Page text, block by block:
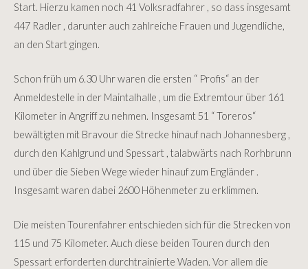
Start. Hierzu kamen noch 41 Volksradfahrer , so dass insgesamt
447 Radler , darunter auch zahlreiche Frauen und Jugendliche,
an den Start gingen.
Schon früh um 6.30 Uhr waren die ersten “ Profis“ an der
Anmeldestelle in der Maintalhalle , um die Extremtour über 161
Kilometer in Angriff zu nehmen. Insgesamt 51 “ Toreros“
bewältigten mit Bravour die Strecke hinauf nach Johannesberg ,
durch den Kahlgrund und Spessart , talabwärts nach Rorhbrunn
und über die Sieben Wege wieder hinauf zum Engländer .
Insgesamt waren dabei 2600 Höhenmeter zu erklimmen.
Die meisten Tourenfahrer entschieden sich für die Strecken von
115 und 75 Kilometer. Auch diese beiden Touren durch den
Spessart erforderten durchtrainierte Waden. Vor allem die